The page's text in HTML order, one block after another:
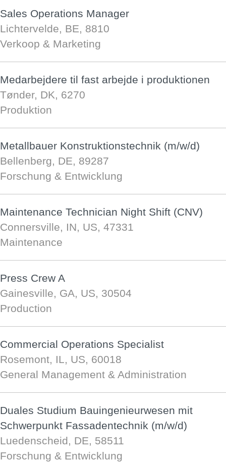
Sales Operations Manager
Lichtervelde, BE, 8810
Verkoop & Marketing
Medarbejdere til fast arbejde i produktionen
Tønder, DK, 6270
Produktion
Metallbauer Konstruktionstechnik (m/w/d)
Bellenberg, DE, 89287
Forschung & Entwicklung
Maintenance Technician Night Shift (CNV)
Connersville, IN, US, 47331
Maintenance
Press Crew A
Gainesville, GA, US, 30504
Production
Commercial Operations Specialist
Rosemont, IL, US, 60018
General Management & Administration
Duales Studium Bauingenieurwesen mit
Schwerpunkt Fassadentechnik (m/w/d)
Luedenscheid, DE, 58511
Forschung & Entwicklung